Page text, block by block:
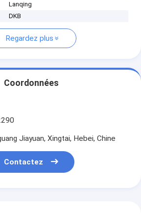
Lanqing
DKB
Regardez plus
Coordonnées
Jiayuan, Xingtai, Hebei, Chine
Contactez